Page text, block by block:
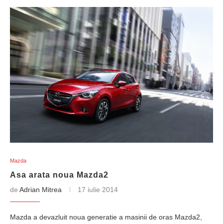
Mazda
Asa arata noua Mazda2
de Adrian Mitrea 17 iulie 2014
Mazda a devazluit noua generatie a masinii de oras Mazda2,